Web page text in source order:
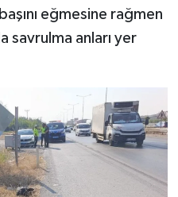
eğmesine rağmen
savrulma anları yer